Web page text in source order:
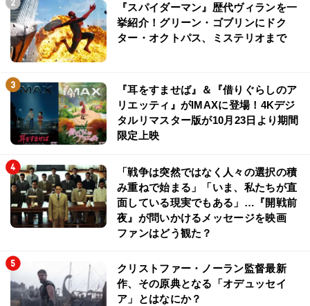
『スパイダーマン』歴代ヴィランを一
挙紹介！グリーン・ゴブリンにドク
ター・オクトパス、ミステリオまで
『耳をすませば』＆『借りぐらしのア
リエッティ』がIMAXに登場！4Kデジ
タルリマスター版が10月23日より期間
限定上映
「戦争は突然ではなく人々の選択の積
み重ねで始まる」「いま、私たちが直
面している現実でもある」…『開戦前
夜』が問いかけるメッセージを映画
ファンはどう観た？
クリストファー・ノーラン監督最新
作、その原典となる「オデュッセイ
ア」とはなにか？